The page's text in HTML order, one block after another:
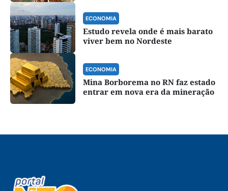
ECONOMIA
Estudo revela onde é mais barato
viver bem no Nordeste
ECONOMIA
Mina Borborema no RN faz estado
entrar em nova era da mineração